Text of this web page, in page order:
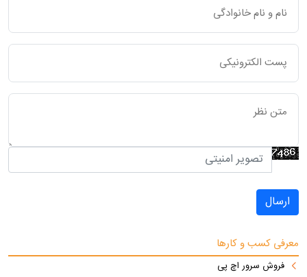
ارسال
معرفی کسب و کارها
فروش سرور اچ پی